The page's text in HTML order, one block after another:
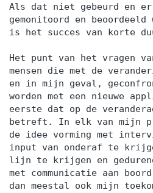
Als dat niet gebeurd en
gemonitoord en
is het succes van korte
Het punt van het vragen
mensen die met de
en in mijn geval,
worden met een nieuwe
eerste dat op de
betreft. In elk van mijn
de idee vorming met
input van onderaf te
lijn te krijgen en
met communicatie aan
dan meestal ook mijn